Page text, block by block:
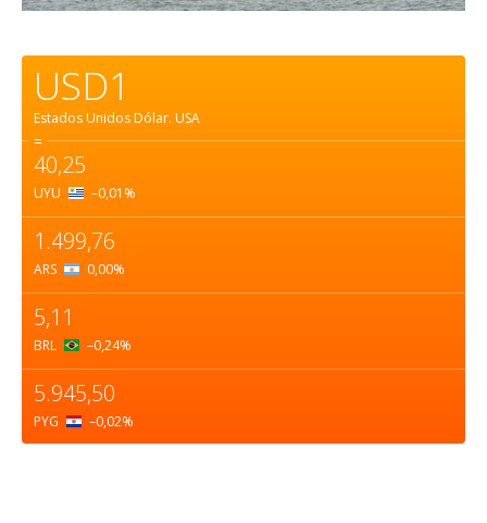
USD1
Estados Unidos Dólar. USA
=
40,25
UYU –0,01 %
1.499,76
ARS 0,00%
5,11
BRL –0,24%
5.945,50
PYG –0,02%